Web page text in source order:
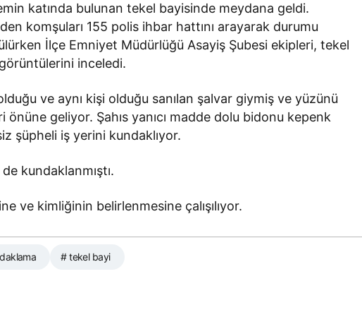
katında bulunan tekel bayisinde meydana geldi.
komşuları 155 polis ihbar hattını arayarak durumu
İlçe Emniyet Müdürlüğü Asayiş Şubesi ekipleri, tekel
inceledi.
ve aynı kişi olduğu sanılan şalvar giymiş ve yüzünü
geliyor. Şahıs yanıcı madde dolu bidonu kepenk
şüpheli iş yerini kundaklıyor.
kundaklanmıştı.
ve kimliğinin belirlenmesine çalışılıyor.
# tekel bayi